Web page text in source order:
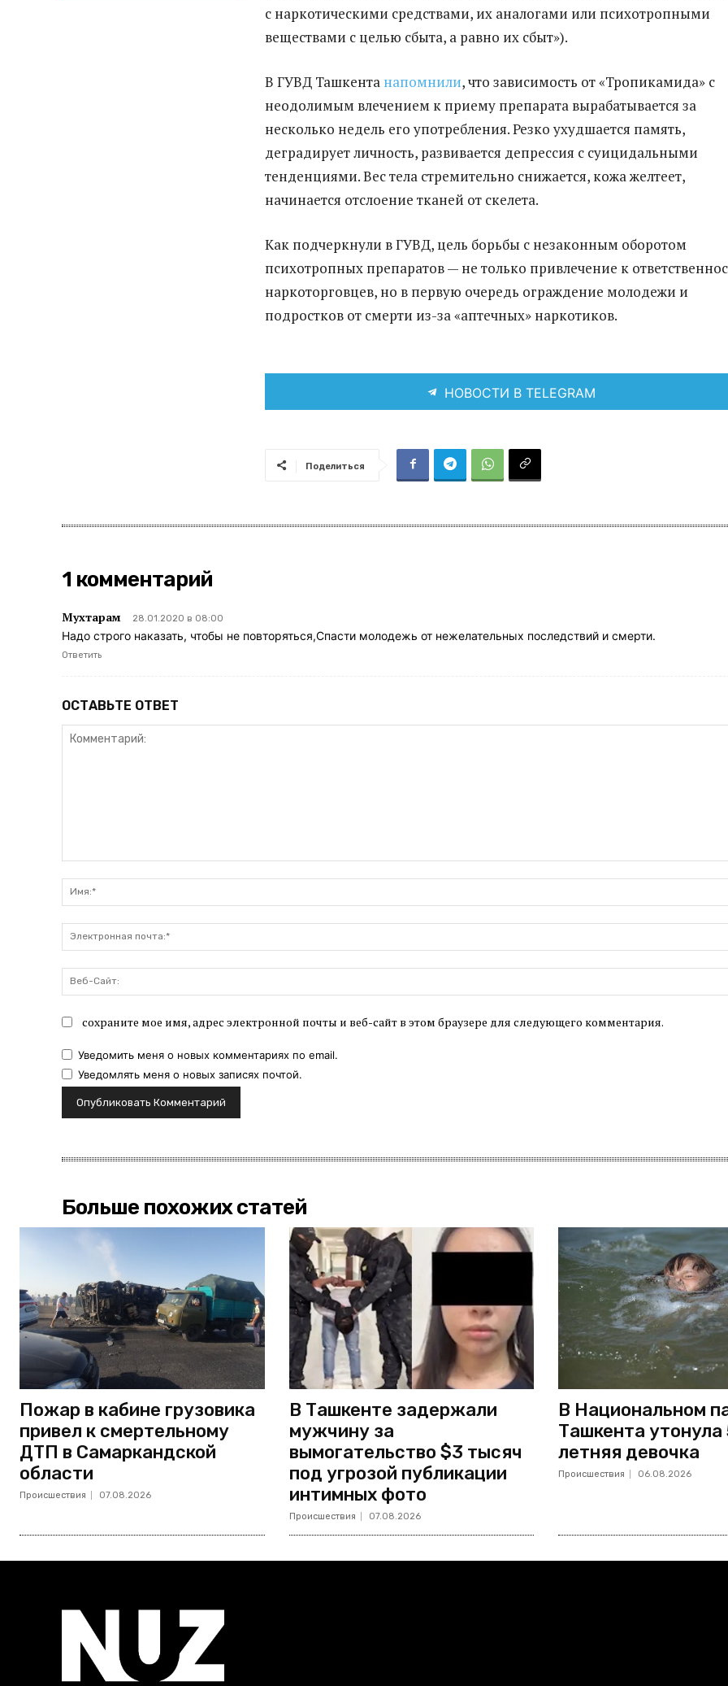
с наркотическими средствами, их аналогами или психотропными
веществами с целью сбыта, а равно их сбыт»).
В ГУВД Ташкента напомнили, что зависимость от «Тропикамида» с
неодолимым влечением к приему препарата вырабатывается за
несколько недель его употребления. Резко ухудшается память,
деградирует личность, развивается депрессия с суицидальными
тенденциями. Вес тела стремительно снижается, кожа желтеет,
начинается отслоение тканей от скелета.
Как подчеркнули в ГУВД, цель борьбы с незаконным оборотом
психотропных препаратов — не только привлечение к
наркоторговцев, но в первую очередь ограждение молодежи и
подростков от смерти из-за «аптечных» наркотиков.
НОВОСТИ В TELEGRAM
Поделиться
1 комментарий
Мухтарам 28.01.2020 в 08:00
Надо строго наказать, чтобы не повторяться,Спасти молодежь от нежелательных последствий и смерти.
Ответить
ОСТАВЬТЕ ОТВЕТ
сохраните мое имя, адрес электронной почты и веб-сайт в этом браузере для следующего комментария.
Уведомить меня о новых комментариях по email.
Уведомлять меня о новых записях почтой.
Больше похожих статей
Пожар в кабине грузовика
привел к смертельному
ДТП в Самаркандской
области
Происшествия 07.08.2026
В Ташкенте задержали
мужчину за
вымогательство $3 тысяч
под угрозой публикации
интимных фото
Происшествия 07.08.2026
В Национальном
Ташкента утонула
летняя девочка
Происшествия 06.08.2026